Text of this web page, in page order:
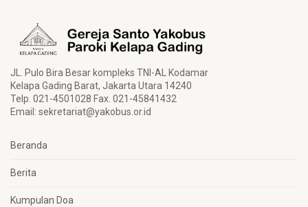
JL. Pulo Bira Besar kompleks TNI-AL Kodamar
Kelapa Gading Barat, Jakarta Utara 14240
Telp. 021-4501028 Fax. 021-45841432
Email: sekretariat@yakobus.or.id
Beranda
Berita
Kumpulan Doa